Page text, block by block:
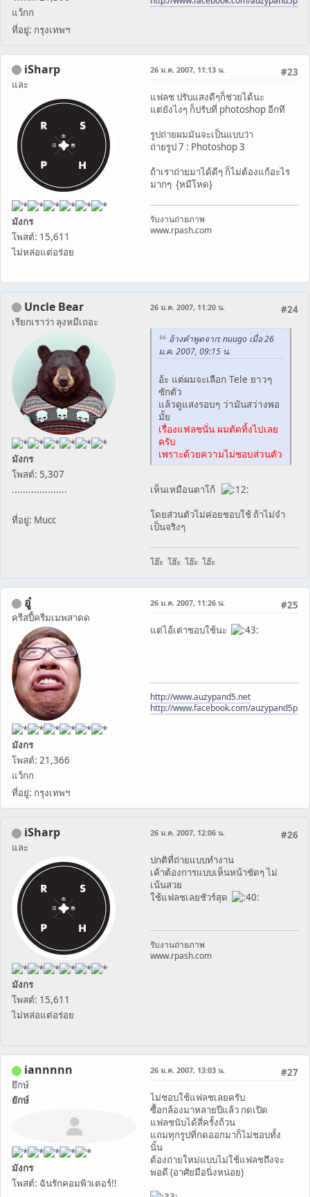
แว้กก
ที่อยู่: กรุงเทพฯ
iSharp
และ
มังกร
โพสต์: 15,611
ไม่หล่อแต่อร่อย
#23
26 ม.ค. 2007, 11:13 น.
แฟลช ปรับแสงดีๆก็ช่วยได้นะ
แต่ยังไงๆ ก็ปรับที่ photoshop อีกที
รูปถ่ายผมมันจะเป็นแบบว่า
ถ่ายรูป 7 : Photoshop 3
ถ้าเราถ่ายมาได้ดีๆ ก็ไม่ต้องแก้อะไร
มากๆ {หมีโหด}
รับงานถ่ายภาพ
www.rpash.com
Uncle Bear
เรียกเราว่า ลุงหมีเถอะ
มังกร
โพสต์: 5,307
....................
ที่อยู่: Mucc
#24
26 ม.ค. 2007, 11:20 น.
อ้างคำพูดจาก: nuugo เมื่อ 26
ม.ค. 2007, 09:15 น.
อ้ะ แต่ผมจะเลือก Tele ยาวๆ
ซักตัว
แล้วดูแสงรอบๆ ว่ามันสว่างพอ
มั้ย
เรื่องแฟลชนั่น ผมตัดทิ้งไปเลย
ครับ
เพราะด้วยความไม่ชอบส่วนตัว
เห็นเหมือนตาโก้
โดยส่วนตัวไม่ค่อยชอบใช้ ถ้าไม่จำ
เป็นจริงๆ
โฮ๊ะ โฮ๊ะ โฮ๊ะ โฮ๊ะ
อู๋
ครีสปี้ครีมเมพสาดด
มังกร
โพสต์: 21,366
แว้กก
ที่อยู่: กรุงเทพฯ
#25
26 ม.ค. 2007, 11:26 น.
แต่ไอ้เต่าชอบใช้นะ
http://www.auzypand5.net
http://www.facebook.com/
iSharp
และ
มังกร
โพสต์: 15,611
ไม่หล่อแต่อร่อย
#26
26 ม.ค. 2007, 12:06 น.
ปกติที่ถ่ายแบบทำงาน
เค้าต้องการแบบเห็นหน้าชัดๆ ไม่
เน้นสวย
ใช้แฟลชเลยชัวร์สุด
รับงานถ่ายภาพ
www.rpash.com
iannnnn
ยึกษ์
ยักษ์
มังกร
โพสต์: ฉันรักคอมพิวเตอร์!!
#27
26 ม.ค. 2007, 13:03 น.
ไม่ชอบใช้แฟลชเลยครับ
ซื้อกล้องมาหลายปีแล้ว กดเปิด
แฟลชนับได้สี่ครั้งถ้วน
แถมทุกรูปที่กดออกมาก็ไม่ชอบทั้ง
นั้น
ต้องถ่ายใหม่แบบไม่ใช้แฟลชถึงจะ
พอดี (อาศัยมือนิ่งหน่อย)